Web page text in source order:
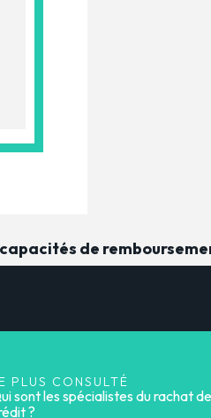
de
PLUS CONSULTÉ
sont les spécialistes du rachat de
?